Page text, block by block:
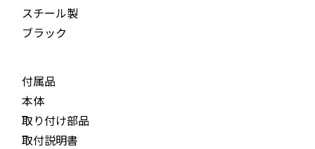
スチール製
ブラック
付属品
本体
取り付け部品
取付説明書